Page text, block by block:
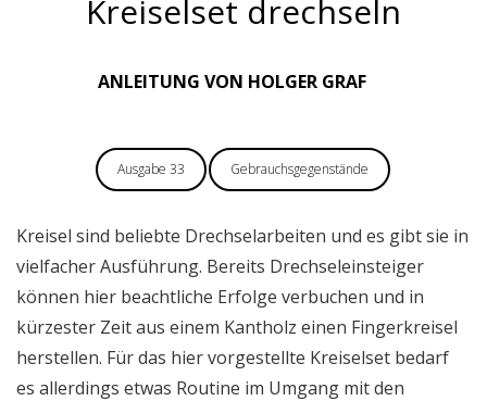
Kreiselset drechseln
ANLEITUNG VON HOLGER GRAF
Ausgabe 33 Gebrauchsgegenstände
Kreisel sind beliebte Drechselarbeiten und es gibt sie in
vielfacher Ausführung. Bereits Drechseleinsteiger
können hier beachtliche Erfolge verbuchen und in
kürzester Zeit aus einem Kantholz einen Fingerkreisel
herstellen. Für das hier vorgestellte Kreiselset bedarf
es allerdings etwas Routine im Umgang mit den